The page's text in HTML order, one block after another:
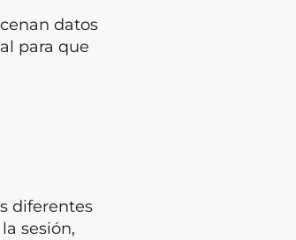
datos
para que
diferentes
sesión,